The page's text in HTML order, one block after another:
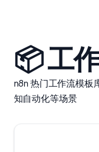
📦 工
n8n 热门工作流模板
知自动化等场景